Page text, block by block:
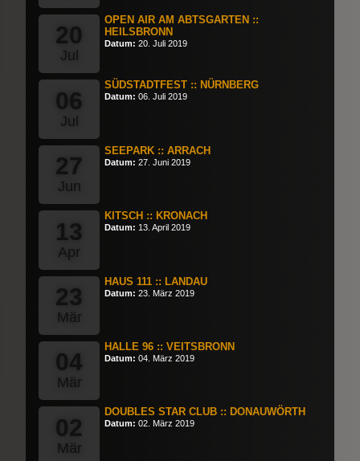
20
Jul
OPEN AIR AM ABTSGARTEN ::
HEILSBRONN
Datum: 20. Juli 2019
06
Jul
SÜDSTADTFEST :: NÜRNBERG
Datum: 06. Juli 2019
27
Jun
SEEPARK :: ARRACH
Datum: 27. Juni 2019
13
Apr
KITSCH :: KRONACH
Datum: 13. April 2019
23
Mär
HAUS 111 :: LANDAU
Datum: 23. März 2019
04
Mär
HALLE 96 :: VEITSBRONN
Datum: 04. März 2019
02
Mär
DOUBLES STAR CLUB :: DONAUWÖRTH
Datum: 02. März 2019